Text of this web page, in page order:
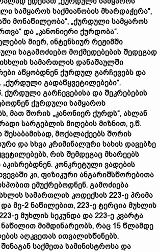
სამყაროს საქმიანობის მხარდაჭერა“,
მონაწილეობა“, „ქურდული სამყაროს
და „კანონიერი ქურდობა“.
მიერ, ინტენსიურ რეჟიმში
საგამოძიებო მოქმედებების შედეგად
სამართლის დანაშაულში
აწყობდნენ ქურდულ გარჩევებს და
გადაწყვეტილებები“.
ქურდული გარჩევებისა და შეკრებების
ქურდული სამყაროს
მათ შორის „კანონიერ ქურდს“, ასლან
სარგებლის მიღების მიზნით, ე.წ.
მოქალაქეებს შორის
და სხვა კრიმინალური სახის დავებზე
რის შემდეგაც მხარეებს
კონკრეტული ვადების
კი, ფიზიკური ანგარიშსწორებითა
ემუქრებოდნენ. გამოძიება
სამართლის კოდექსის 223-ე პრიმა
მე-2 ნაწილებით, 223-ე ტერცია მუხლის
ე მუხლის სეკუნდა და 223-ე კვარტა
მიმდინარეობს, რაც 15 წლამდე
აღკვეთას ითვალისწინებს.
საქმეთა სამინისტროსა და